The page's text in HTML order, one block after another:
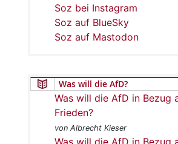
Soz bei Instagram
Soz auf BlueSky
Soz auf Mastodon
Was will die AfD?
Was will die AfD in Bezug
Frieden?
von Albrecht Kieser
Was will die AfD in Bezug